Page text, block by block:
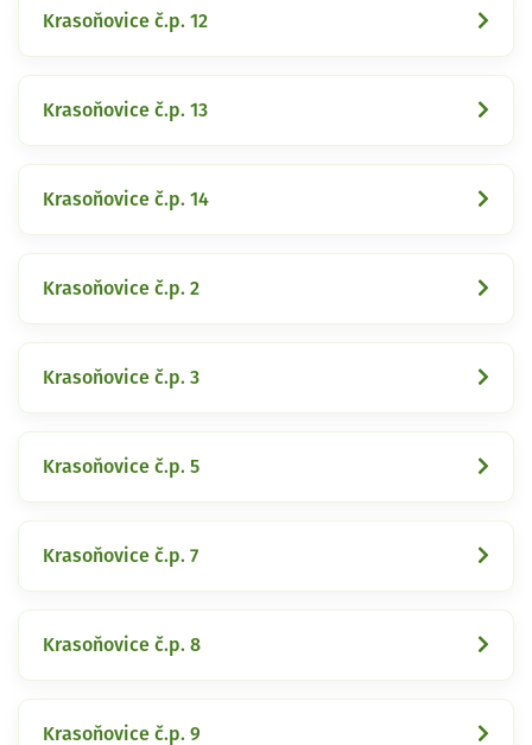
Krasoňovice č.p. 12
Krasoňovice č.p. 13
Krasoňovice č.p. 14
Krasoňovice č.p. 2
Krasoňovice č.p. 3
Krasoňovice č.p. 5
Krasoňovice č.p. 7
Krasoňovice č.p. 8
Krasoňovice č.p. 9